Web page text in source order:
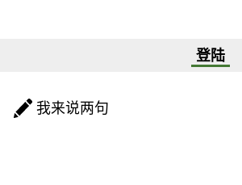
登陆
我来说两句